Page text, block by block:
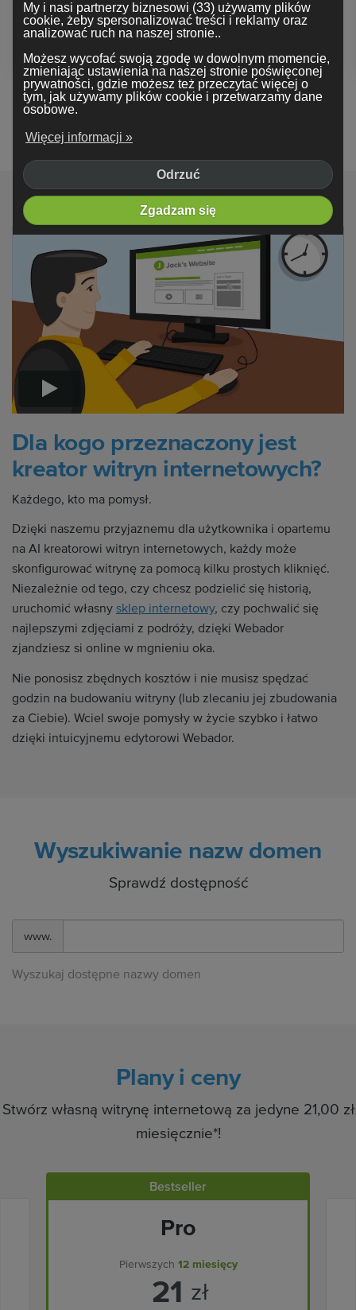
Dla kogo przeznaczony jest
kreator witryn internetowych?
Każdego, kto ma pomysł.
Dzięki naszemu przyjaznemu dla użytkownika i opartemu
na AI kreatorowi witryn internetowych, każdy może
skonfigurować witrynę za pomocą kilku prostych kliknięć.
Niezależnie od tego, czy chcesz podzielić się historią,
uruchomić własny sklep internetowy, czy pochwalić się
najlepszymi zdjęciami z podróży, dzięki Webador
zjandziesz si online w mgnieniu oka.
Nie ponosisz zbędnych kosztów i nie musisz spędzać
godzin na budowaniu witryny (lub zlecaniu jej zbudowania
za Ciebie). Wciel swoje pomysły w życie szybko i łatwo
dzięki intuicyjnemu edytorowi Webador.
Wyszukiwanie nazw domen
Sprawdź dostępność
www.
Wyszukaj dostępne nazwy domen
Plany i ceny
Stwórz własną witrynę internetową za jedyne 21,00 zł
miesięcznie*!
Bestseller
Pro
Pierwszych 12 miesięcy
21 zł
My i nasi partnerzy biznesowi (33) używamy plików
cookie, żeby spersonalizować treści i reklamy oraz
analizować ruch na naszej stronie..
Możesz wycofać swoją zgodę w dowolnym momencie,
zmieniając ustawienia na naszej stronie poświęconej
prywatności, gdzie możesz też przeczytać więcej o
tym, jak używamy plików cookie i przetwarzamy dane
osobowe.
Więcej informacji »
Odrzuć
Zgadzam się